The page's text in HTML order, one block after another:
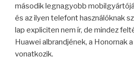
második legnagyobb
és az ilyen telefont használóknak
lap expliciten nem ír, de mindez
Huawei albrandjének, a Honornak
vonatkozik.